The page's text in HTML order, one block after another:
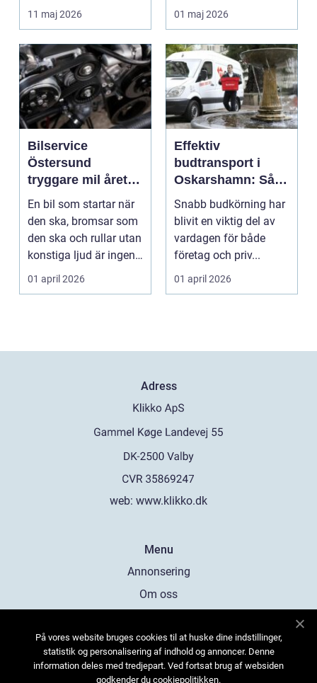
styrning och accelera...
11 maj 2026
bilägares drömscen...
01 maj 2026
Bilservice
Östersund
tryggare mil året
runt
En bil som startar när
den ska, bromsar som
den ska och rullar utan
konstiga ljud är ingen
självklar...
01 april 2026
Effektiv
budtransport i
Oskarshamn: Så
väljer företag och
privatpersoner rätt
lösning
Snabb budkörning har
blivit en viktig del av
vardagen för både
företag och priv...
01 april 2026
Adress
web: www.klikko.dk
Menu
Annonsering
Om oss
Kontakta oss
Sitemap
På vores website bruges cookies til at huske dine indstillinger,
statistik og personalisering af indhold og annoncer. Denne
information deles med tredjepart. Ved fortsat brug af websiden
godkender du cookiepolitikken.